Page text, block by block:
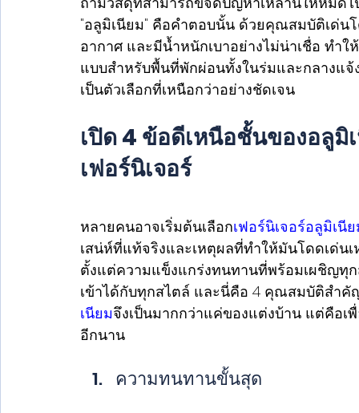
"อลูมิเนียม" คือคำตอบนั้น ด้วยคุณสมบัติเด่น
อากาศ และมีน้ำหนักเบาอย่างไม่น่าเชื่อ ทำให้
แบบสำหรับพื้นที่พักผ่อนทั้งในร่มและกลางแ
เป็นตัวเลือกที่เหนือกว่าอย่างชัดเจน
เปิด 4 ข้อดีเหนือชั้นของอลูมิ
เฟอร์นิเจอร์
หลายคนอาจเริ่มต้นเลือกเฟอร์นิเจอร์อลูมิเนี
เสน่ห์ที่แท้จริงและเหตุผลที่ทำให้มันโดดเด่
ตั้งแต่ความแข็งแกร่งทนทานที่พร้อมเผชิญทุ
เข้าได้กับทุกสไตล์ และนี่คือ 4 คุณสมบัติสำ
เนียมจึงเป็นมากกว่าแค่ของแต่งบ้าน แต่คือ
อีกนาน
ความทนทานขั้นสุด